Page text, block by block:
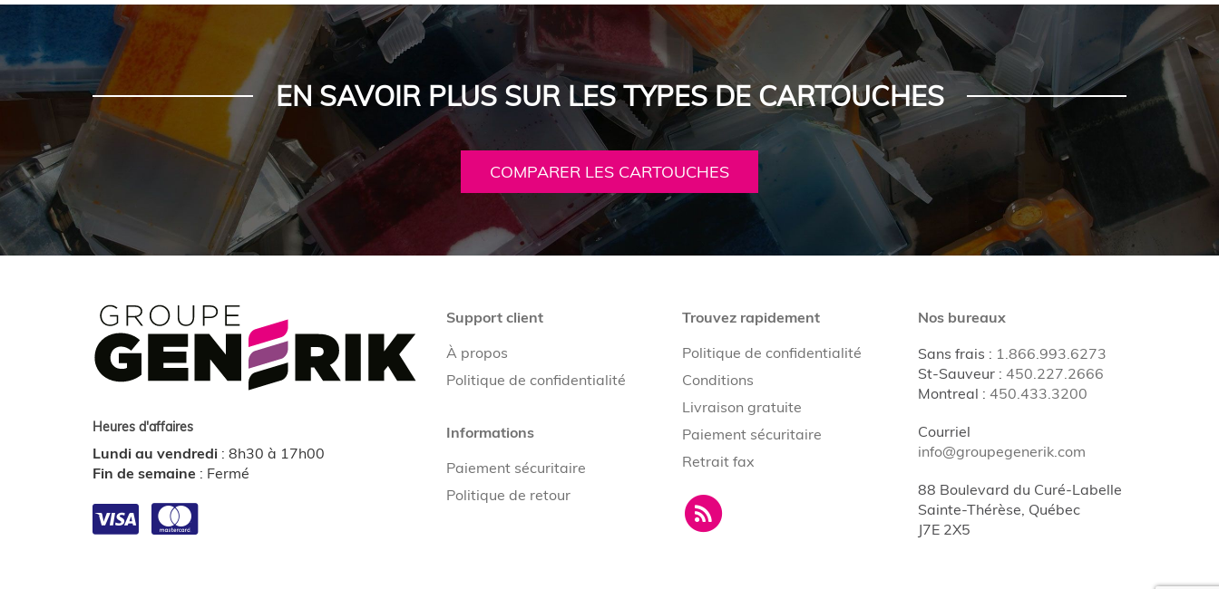
EN SAVOIR PLUS SUR LES TYPES DE CARTOUCHES
COMPARER LES CARTOUCHES
Heures d'affaires
Lundi au vendredi : 8h30 à 17h00
Fin de semaine : Fermé
Support client
À propos
Politique de confidentialité
Informations
Paiement sécuritaire
Politique de retour
Trouvez rapidement
Politique de confidentialité
Conditions
Livraison gratuite
Paiement sécuritaire
Retrait fax
Nos bureaux
Sans frais : 1.866.993.6273
St-Sauveur: 450.227.2666
Montreal : 450.433.3200
Courriel
info@groupegenerik.com
88 Boulevard du Curé-Labelle
Sainte-Thérèse, Québec
J7E 2X5